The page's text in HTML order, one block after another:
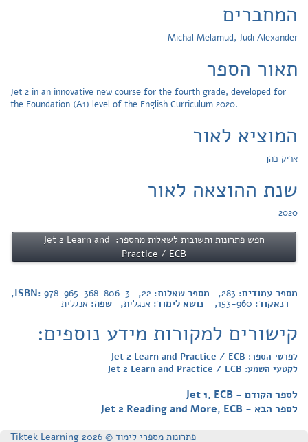
המחברים
Michal Melamud, Judi Alexander
תאור הספר
Jet 2 in an innovative new course for the fourth grade, developed for
the Foundation (A1) level of the English Curriculum 2020.
המוציא לאור
אריק כהן
שנת ההוצאה לאור
2020
חפש פתרונות ותשובות לשאלות מהספר: Jet 2 Learn and
Practice / ECB
מספר עמודים: 283, מספר שאלות: 22
, ISBN:
978-965-368-806-3
,
דנאקוד: 153-960, נושא לימוד: אנגלית, שפה: אנגלית
קישורים למקורות מידע נוספים:
לפרטי הספר: Jet 2 Learn and Practice / ECB
לקטעי השמע: Jet 2 Learn and Practice / ECB
לספר הקודם - Jet 1, ECB
לספר הבא - Jet 2 Reading and More, ECB
פתרונות מספרי לימוד © Tiktek Learning 2026